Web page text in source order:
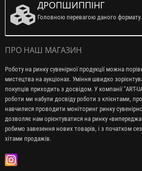
ДРОПШИППІНГ
Головною перевагою даного
ПРО НАШ МАГАЗИН
Роботу на ринку сувенірної продукції можна
мистецтва на аукціонах. Уміння швидко
покупців приходить з досвідом. У компанії "ART-
роботи ми набули досвіду роботи з клієнтами,
навчилися проводити моніторинг ринку
дозволяє нам орієнтуватися на ринку
робимо завезення нових товарів, і з початком
хітами продажів.